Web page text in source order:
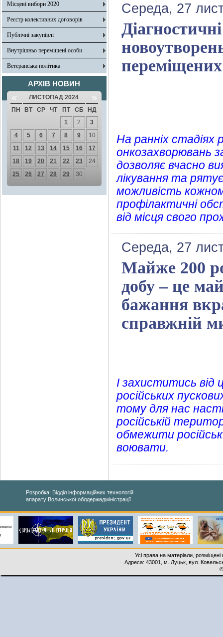
Місцеві вибори 2020
Реєстр колективних договорів
Публічні закупівлі
Внутрішньо переміщені особи
Ветеранська політика
АРХІВ НОВИН
« ЛИСТОПАД 2024 »
ПН ВТ СР ЧТ ПТ СБ
НД
1
2
3
4
5 6 7 8 9
10
11
12 13 14 15 16
17
18
19 20 21 22 23
24
25
26 27 28 29 30
Середа, 27
переміщених
На ранніх стадіях
онкозахворювань
дозволяє вчасно
лікування та
можливість
профілактичні
від місця свого
Середа, 27
Майже 200
добу – це
бажання
справжній
І захиститись від
російських
тому для нас
російській
обмежити
воювати.
Розробка: Відділ інформаційних технологій
апарату Волинської облдержадміністрації
Усі права на матеріали,
Адреса: 43001, м. Луцьк, вул.